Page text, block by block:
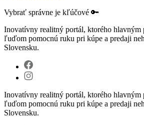
Vybrať správne je kľúčové 🔑
Inovatívny realitný portál, ktorého hlavným
ľuďom pomocnú ruku pri kúpe a predaji
Slovensku.
Inovatívny realitný portál, ktorého hlavným
ľuďom pomocnú ruku pri kúpe a predaji
Slovensku.